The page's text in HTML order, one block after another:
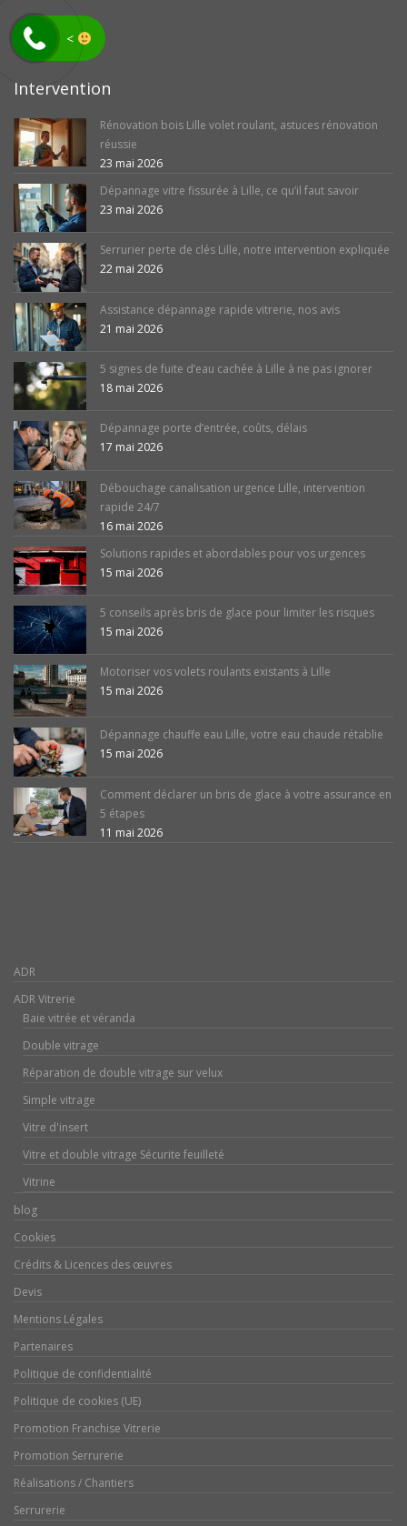
Intervention
Rénovation bois Lille volet roulant, astuces rénovation
réussie
23 mai 2026
Dépannage vitre fissurée à Lille, ce qu’il faut savoir
23 mai 2026
Serrurier perte de clés Lille, notre intervention expliquée
22 mai 2026
Assistance dépannage rapide vitrerie, nos avis
21 mai 2026
5 signes de fuite d’eau cachée à Lille à ne pas ignorer
18 mai 2026
Dépannage porte d’entrée, coûts, délais
17 mai 2026
Débouchage canalisation urgence Lille, intervention
rapide 24/7
16 mai 2026
Solutions rapides et abordables pour vos urgences
15 mai 2026
5 conseils après bris de glace pour limiter les risques
15 mai 2026
Motoriser vos volets roulants existants à Lille
15 mai 2026
Dépannage chauffe eau Lille, votre eau chaude rétablie
15 mai 2026
Comment déclarer un bris de glace à votre assurance en
5 étapes
11 mai 2026
ADR
ADR Vitrerie
Baie vitrée et véranda
Double vitrage
Réparation de double vitrage sur velux
Simple vitrage
Vitre d'insert
Vitre et double vitrage Sécurite feuilleté
Vitrine
blog
Cookies
Crédits & Licences des œuvres
Devis
Mentions Légales
Partenaires
Politique de confidentialité
Politique de cookies (UE)
Promotion Franchise Vitrerie
Promotion Serrurerie
Réalisations / Chantiers
Serrurerie
<